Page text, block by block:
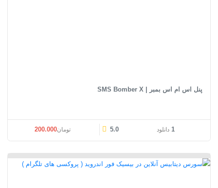
پنل اس ام اس بمبر | SMS Bomber X
1 دانلود 5.0 تومان200.000